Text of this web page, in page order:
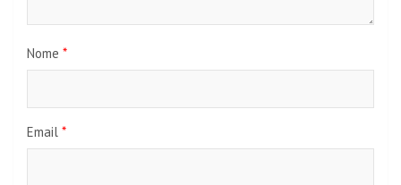
Nome *
Email *